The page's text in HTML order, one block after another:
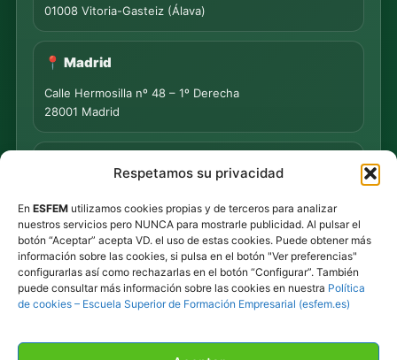
Respetamos su privacidad
En ESFEM utilizamos cookies propias y de terceros para analizar
nuestros servicios pero NUNCA para mostrarle publicidad. Al pulsar el
botón “Aceptar” acepta VD. el uso de estas cookies. Puede obtener más
información sobre las cookies, si pulsa en el botón "Ver preferencias"
configurarlas así como rechazarlas en el botón “Configurar”. También
puede consultar más información sobre las cookies en nuestra Política
de cookies – Escuela Superior de Formación Empresarial (esfem.es)
01008 Vitoria-Gasteiz (Álava)
📍 Madrid
Calle Hermosilla nº 48 – 1º Derecha
28001 Madrid
32003 Ourense
Tel. 639 44 55 73 · 647 500 435
Tel. 945 492 491
Email info@esfem.net